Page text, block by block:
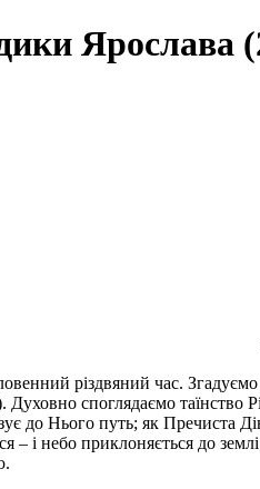
Ярослава
різдвяний час.
споглядаємо таїнство
до Нього путь; як Пречиста
і небо приклоняється до